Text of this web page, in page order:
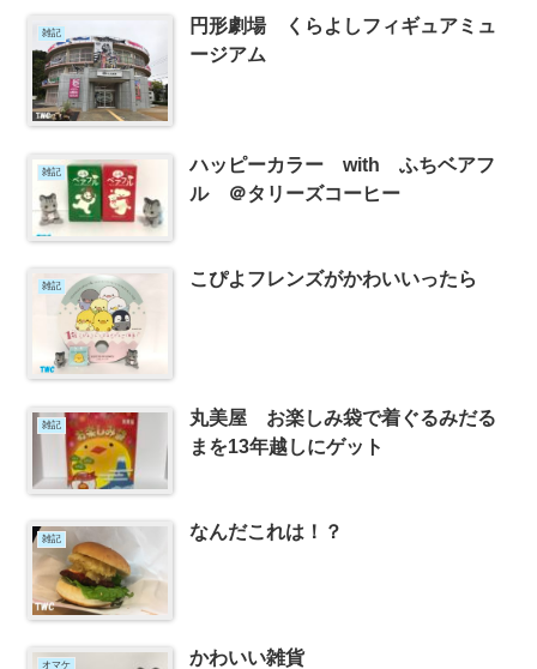
雑記
円形劇場 くらよしフィギュアミュ
ージアム
雑記
ハッピーカラー with ふちベアフ
ル ＠タリーズコーヒー
雑記 こぴよフレンズがかわいいったら
雑記
丸美屋 お楽しみ袋で着ぐるみだる
まを13年越しにゲット
雑記 なんだこれは！？
オマケ かわいい雑貨